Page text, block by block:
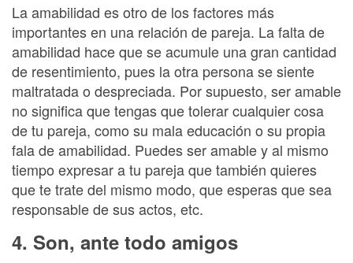
La amabilidad es otro de los factores más
importantes en una relación de pareja. La falta de
amabilidad hace que se acumule una gran cantidad
de resentimiento, pues la otra persona se siente
maltratada o despreciada. Por supuesto, ser amable
no significa que tengas que tolerar cualquier cosa
de tu pareja, como su mala educación o su propia
fala de amabilidad. Puedes ser amable y al mismo
tiempo expresar a tu pareja que también quieres
que te trate del mismo modo, que esperas que sea
responsable de sus actos, etc.
4. Son, ante todo amigos